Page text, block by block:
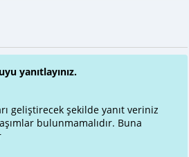
yanıtlayınız.
geliştirecek şekilde yanıt veriniz
bulunmamalıdır. Buna